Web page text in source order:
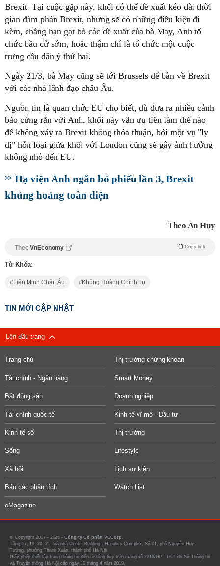
Brexit. Tại cuộc gặp này, khối có thể đề xuất kéo dài thời
gian đàm phán Brexit, nhưng sẽ có những điều kiện đi
kèm, chẳng hạn gạt bỏ các đề xuất của bà May, Anh tổ
chức bầu cử sớm, hoặc thậm chí là tổ chức một cuộc
trưng cầu dân ý thứ hai.
Ngày 21/3, bà May cũng sẽ tới Brussels để bàn về Brexit
với các nhà lãnh đạo châu Âu.
Nguồn tin là quan chức EU cho biết, dù đưa ra nhiều cảnh
báo cứng rắn với Anh, khối này vẫn ưu tiên làm thế nào
để không xảy ra Brexit không thỏa thuận, bởi một vụ "ly
dị" hỗn loại giữa khối với London cũng sẽ gây ảnh hưởng
không nhỏ đến EU.
Hạ viện Anh ngăn bỏ phiếu lần 3, Brexit
khủng hoảng toàn diện
Theo An Huy
Theo VnEconomy Copy link
Từ Khóa:
Liên Minh Châu Âu Khủng Hoảng Chính Trị
TIN MỚI CẬP NHẬT
Lên đầu trang
Trang chủ Thị trường chứng khoán
Tài chính - Ngân hàng Smart Money
Bất động sản Doanh nghiệp
Tài chính quốc tế Kinh tế vĩ mô - Đầu tư
Kinh tế số Thị trường
Sống Lifestyle
Xã hội Lịch sự kiện
Báo cáo phân tích Watch List
eMagazine
© Copyright 2007 - 2026 - Công ty Cổ phần VCCorp.
Tầng 17, 19, 20, 21 Toà nhà Center Building - Hapulico Complex, Số 01, phố Nguyễn Huy
Tưởng, phường Thanh Xuân, thành phố Hà Nội
Giấy phép thiết lập trang thông tin điện tử tổng hợp trên mạng số 2216/GP-TTĐT do Sở Thông tin
và Truyền thông Hà Nội cấp ngày 10 tháng 4 năm 2019.